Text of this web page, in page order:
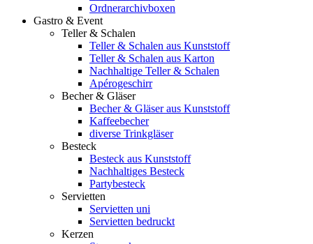
Ordnerarchivboxen
Gastro & Event
Teller & Schalen
Teller & Schalen aus Kunststoff
Teller & Schalen aus Karton
Nachhaltige Teller & Schalen
Apérogeschirr
Becher & Gläser
Becher & Gläser aus Kunststoff
Kaffeebecher
diverse Trinkgläser
Besteck
Besteck aus Kunststoff
Nachhaltiges Besteck
Partybesteck
Servietten
Servietten uni
Servietten bedruckt
Kerzen